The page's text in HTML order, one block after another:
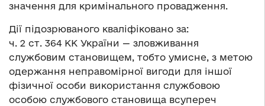
значення для кримінального провадження.
Дії підозрюваного кваліфіковано за:
ч. 2 ст. 364 КК України — зловживання
службовим становищем, тобто умисне, з метою
одержання неправомірної вигоди для іншої
фізичної особи використання службовою
особою службового становища всупереч